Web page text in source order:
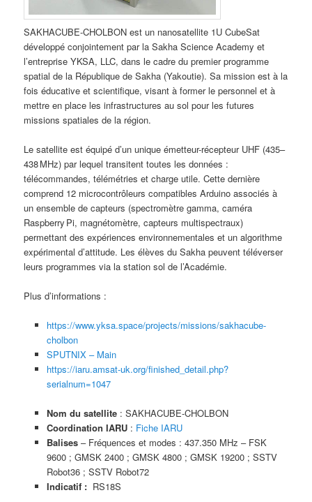
SAKHACUBE-CHOLBON est un nanosatellite 1U CubeSat
développé conjointement par la Sakha Science Academy et
l’entreprise YKSA, LLC, dans le cadre du premier programme
spatial de la République de Sakha (Yakoutie). Sa mission est à la
fois éducative et scientifique, visant à former le personnel et à
mettre en place les infrastructures au sol pour les futures
missions spatiales de la région.
Le satellite est équipé d’un unique émetteur-récepteur UHF (435–
438 MHz) par lequel transitent toutes les données :
télécommandes, télémétries et charge utile. Cette dernière
comprend 12 microcontrôleurs compatibles Arduino associés à
un ensemble de capteurs (spectromètre gamma, caméra
Raspberry Pi, magnétomètre, capteurs multispectraux)
permettant des expériences environnementales et un algorithme
expérimental d’attitude. Les élèves du Sakha peuvent téléverser
leurs programmes via la station sol de l’Académie.
Plus d’informations :
https://www.yksa.space/projects/missions/sakhacube-
cholbon
SPUTNIX – Main
https://iaru.amsat-uk.org/finished_detail.php?
serialnum=1047
Nom du satellite: SAKHACUBE-CHOLBON
Coordination IARU: Fiche IARU
Balises– Fréquences et modes : 437.350 MHz – FSK
9600 ; GMSK 2400 ; GMSK 4800 ; GMSK 19200 ; SSTV
Robot36 ; SSTV Robot72​
Indicatif :RS18S